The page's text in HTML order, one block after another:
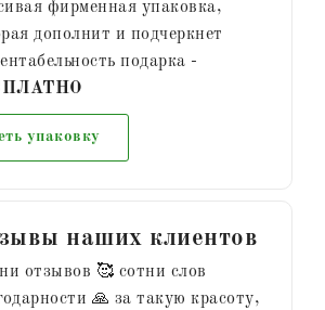
фирменная упаковка,
дополнит и подчеркнет
подарка -
упаковку
наших клиентов
отзывов 🥰 сотни слов
🙏 за такую красоту,